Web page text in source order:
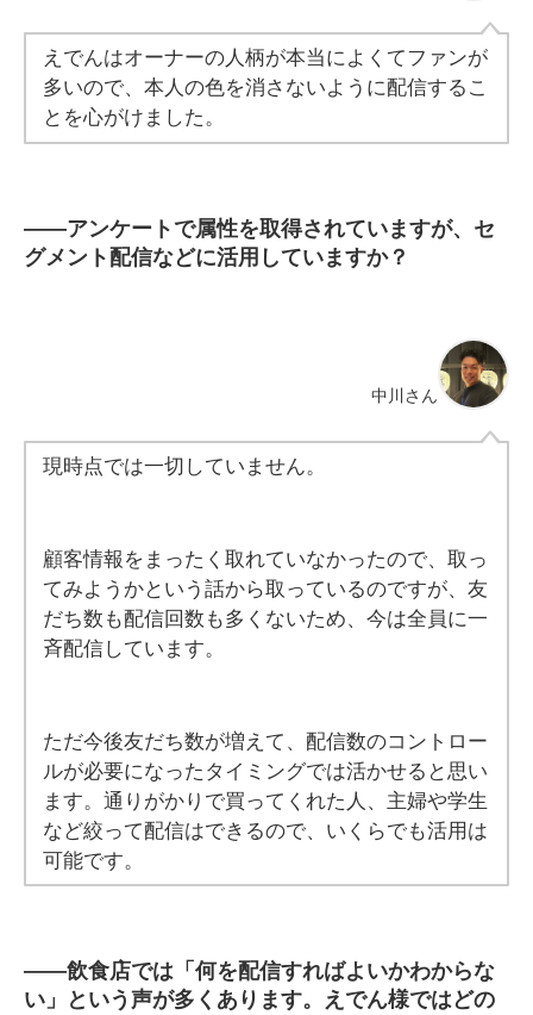
えでんはオーナーの人柄が本当によくてファンが
多いので、本人の色を消さないように配信するこ
とを心がけました。
――アンケートで属性を取得されていますが、セ
グメント配信などに活用していますか？
中川さん
現時点では一切していません。
顧客情報をまったく取れていなかったので、取っ
てみようかという話から取っているのですが、友
だち数も配信回数も多くないため、今は全員に一
斉配信しています。
ただ今後友だち数が増えて、配信数のコントロー
ルが必要になったタイミングでは活かせると思い
ます。通りがかりで買ってくれた人、主婦や学生
など絞って配信はできるので、いくらでも活用は
可能です。
――飲食店では「何を配信すればよいかわからな
い」という声が多くあります。えでん様ではどの